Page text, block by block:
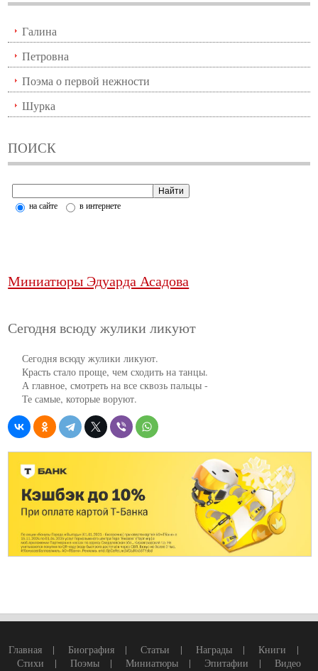
Галина
Петровна
Поэма о первой нежности
Шурка
ПОИСК
на сайте в интернете
Миниатюры Эдуарда Асадова
Сегодня всюду жулики ликуют
     Сегодня всюду жулики ликуют.
     Красть стало проще, чем сходить на танцы.
     А главное, смотреть на все сквозь пальцы -
     Те самые, которые воруют.
Главная | Биография | Статьи | Награды | Книги |
Стихи | Поэмы | Миниатюры | Эпитафии | Видео